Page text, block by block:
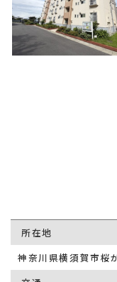
所在地
神奈川県横須賀市桜